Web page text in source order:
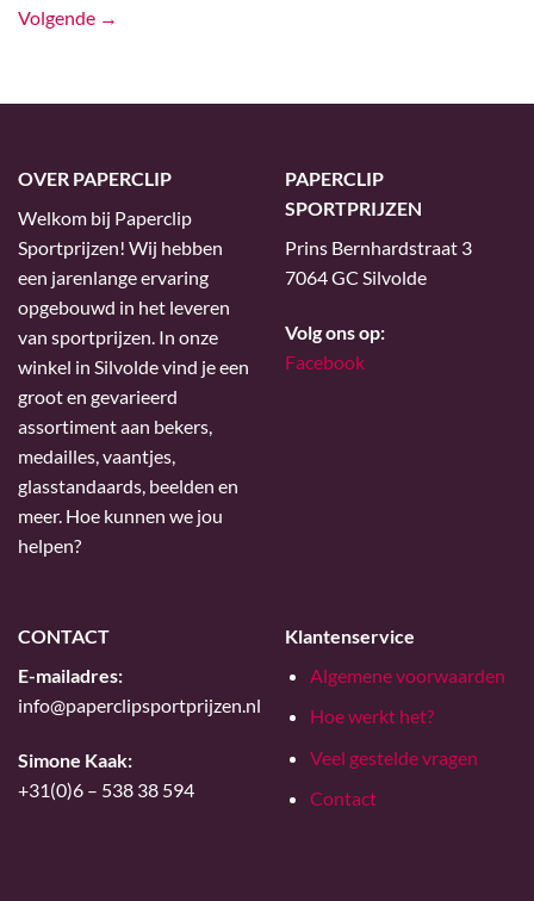
Volgende →
OVER PAPERCLIP
Welkom bij Paperclip
Sportprijzen! Wij hebben
een jarenlange ervaring
opgebouwd in het leveren
van sportprijzen. In onze
winkel in Silvolde vind je een
groot en gevarieerd
assortiment aan bekers,
medailles, vaantjes,
glasstandaards, beelden en
meer. Hoe kunnen we jou
helpen?
PAPERCLIP
SPORTPRIJZEN
Prins Bernhardstraat 3
7064 GC Silvolde
Volg ons op:
Facebook
CONTACT
E-mailadres:
info@paperclipsportprijzen.nl
Simone Kaak:
+31(0)6 – 538 38 594
Klantenservice
Algemene voorwaarden
Hoe werkt het?
Veel gestelde vragen
Contact